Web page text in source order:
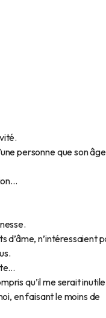
personne que son
d’âme, n’intéressaient
qu’il me serait inutile
en faisant le moins de